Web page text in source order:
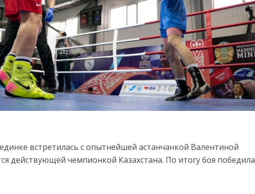
встретилась с опытнейшей астанчанкой Валентиной
действующей чемпионкой Казахстана. По итогу боя победила